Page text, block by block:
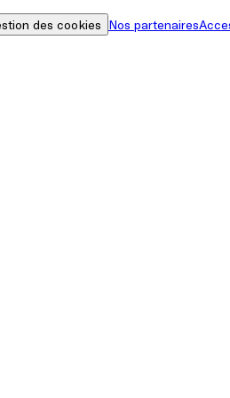
des cookies Nos partenaires